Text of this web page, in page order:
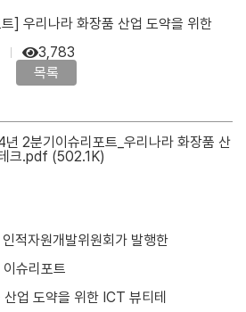
] 우리나라 화장품 산업 도약을 위한
3,783
목록
2분기이슈리포트_우리나라 화장품 산
크.pdf (502.1K)
적자원개발위원회가 발행한
슈리포트
업 도약을 위한 ICT 뷰티테